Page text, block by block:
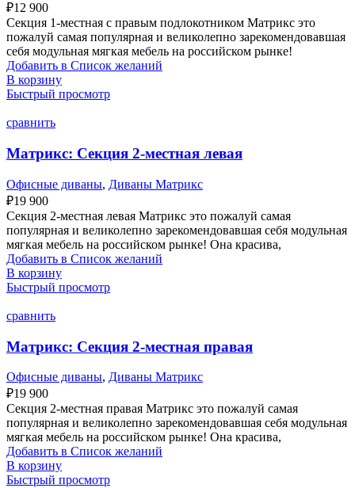
₽12 900
Секция 1-местная с правым подлокотником Матрикс это
пожалуй самая популярная и великолепно зарекомендовавшая
себя модульная мягкая мебель на российском рынке!
Добавить в Список желаний
В корзину
Быстрый просмотр
сравнить
Матрикс: Секция 2-местная левая
Офисные диваны, Диваны Матрикс
₽19 900
Секция 2-местная левая Матрикс это пожалуй самая
популярная и великолепно зарекомендовавшая себя модульная
мягкая мебель на российском рынке! Она красива,
Добавить в Список желаний
В корзину
Быстрый просмотр
сравнить
Матрикс: Секция 2-местная правая
Офисные диваны, Диваны Матрикс
₽19 900
Секция 2-местная правая Матрикс это пожалуй самая
популярная и великолепно зарекомендовавшая себя модульная
мягкая мебель на российском рынке! Она красива,
Добавить в Список желаний
В корзину
Быстрый просмотр